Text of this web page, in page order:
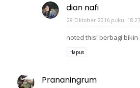
dian nafi
28 Oktober 2016 pukul 18.27
noted this! berbagi
Hapus
Prananingrum